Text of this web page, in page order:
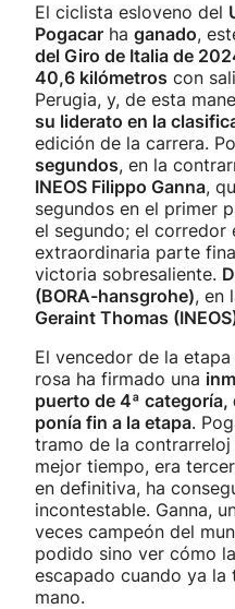
El ciclista esloveno del
Pogacar ha ganado,
del Giro de Italia de
40,6 kilómetros con
Perugia, y, de esta
su liderato en la
edición de la carrera.
segundos, en la
INEOS Filippo Ganna,
segundos en el primer
el segundo; el corredor
extraordinaria parte
victoria sobresaliente.
(BORA-hansgrohe), en
Geraint Thomas
El vencedor de la
rosa ha firmado una
puerto de 4ª
ponía fin a la etapa.
tramo de la
mejor tiempo, era
en definitiva, ha
incontestable. Ganna,
veces campeón del
podido sino ver cómo
escapado cuando ya la
mano.